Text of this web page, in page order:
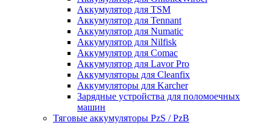
Аккумулятор для TSM
Аккумулятор для Tennant
Аккумулятор для Numatic
Аккумулятор для Nilfisk
Аккумулятор для Comac
Аккумулятор для Lavor Pro
Аккумуляторы для Cleanfix
Аккумуляторы для Karcher
Зарядные устройства для поломоечных
машин
Тяговые аккумуляторы PzS / PzB